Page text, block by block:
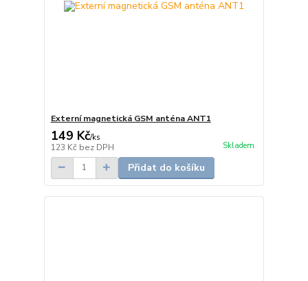
Externí magnetická GSM anténa ANT1
149 Kč/ks
123 Kč bez DPH Skladem
Přidat do košíku